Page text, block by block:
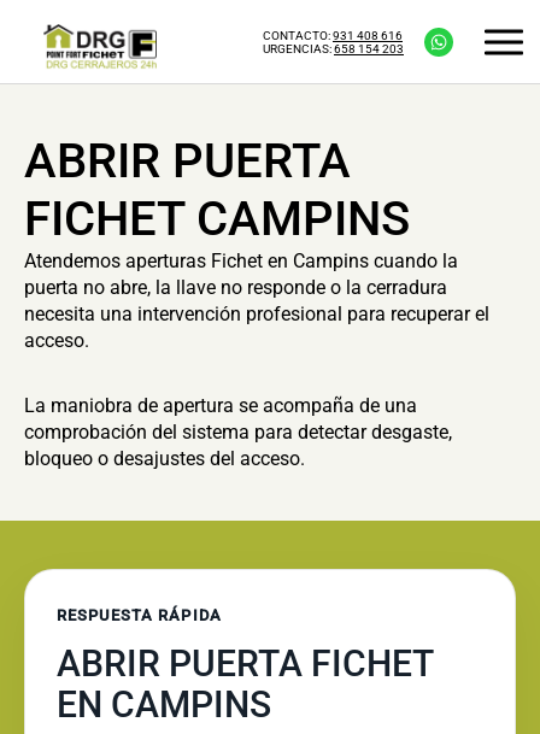
CONTACTO:931 408 616
URGENCIAS:658 154 203
ABRIR PUERTA
FICHET CAMPINS
Atendemos aperturas Fichet en Campins cuando la
puerta no abre, la llave no responde o la cerradura
necesita una intervención profesional para recuperar el
acceso.
La maniobra de apertura se acompaña de una
comprobación del sistema para detectar desgaste,
bloqueo o desajustes del acceso.
RESPUESTA RÁPIDA
ABRIR PUERTA FICHET
EN CAMPINS